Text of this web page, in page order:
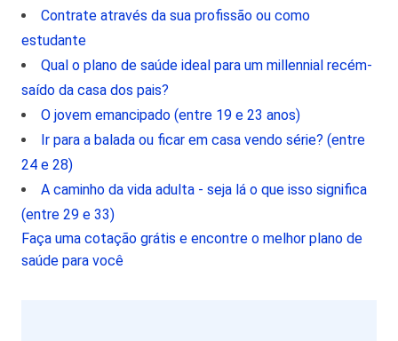
Contrate através da sua profissão ou como
estudante
Qual o plano de saúde ideal para um millennial recém-
saído da casa dos pais?
O jovem emancipado (entre 19 e 23 anos)
Ir para a balada ou ficar em casa vendo série? (entre
24 e 28)
A caminho da vida adulta - seja lá o que isso significa
(entre 29 e 33)
Faça uma cotação grátis e encontre o melhor plano de
saúde para você